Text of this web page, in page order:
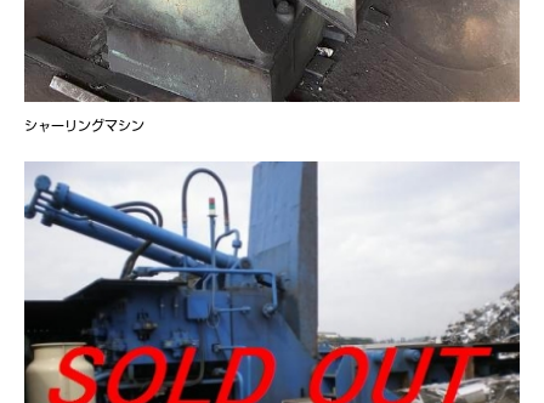
シャーリングマシン